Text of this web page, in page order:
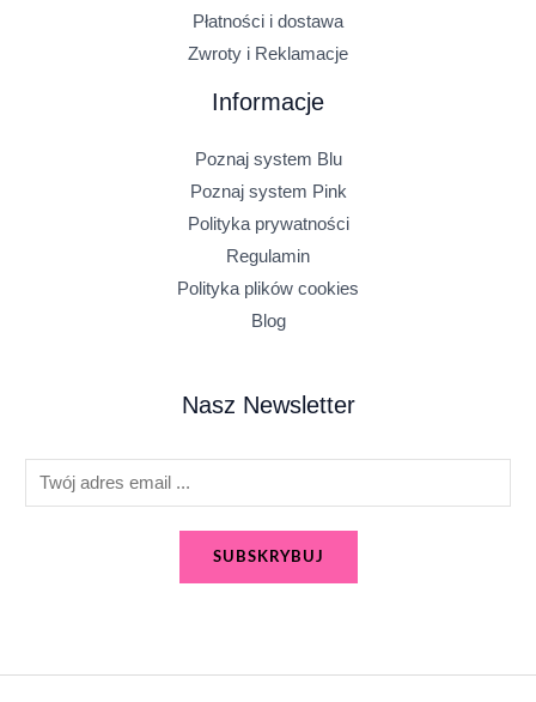
Płatności i dostawa
Zwroty i Reklamacje
Informacje
Poznaj system Blu
Poznaj system Pink
Polityka prywatności
Regulamin
Polityka plików cookies
Blog
Nasz Newsletter
m
SUBSKRYBUJ